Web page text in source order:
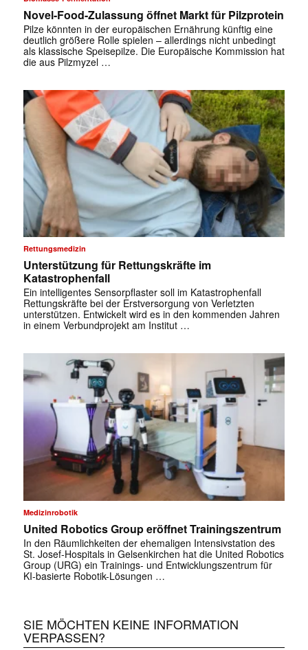
Novel-Food-Zulassung öffnet Markt für Pilzprotein
Pilze könnten in der europäischen Ernährung künftig eine
deutlich größere Rolle spielen – allerdings nicht unbedingt
als klassische Speisepilze. Die Europäische Kommission hat
die aus Pilzmyzel …
Rettungsmedizin
Unterstützung für Rettungskräfte im
Katastrophenfall
Ein intelligentes Sensorpflaster soll im Katastrophenfall
Rettungskräfte bei der Erstversorgung von Verletzten
unterstützen. Entwickelt wird es in den kommenden Jahren
in einem Verbundprojekt am Institut …
Medizinrobotik
United Robotics Group eröffnet Trainingszentrum
In den Räumlichkeiten der ehemaligen Intensivstation des
St. Josef-Hospitals in Gelsenkirchen hat die United Robotics
Group (URG) ein Trainings- und Entwicklungszentrum für
KI-basierte Robotik-Lösungen …
SIE MÖCHTEN KEINE INFORMATION
VERPASSEN?